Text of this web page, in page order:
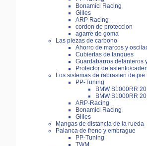
Bonamici Racing
Gilles
ARP Racing
cordon de proteccion
agarre de goma
Las piezas de carbono
Ahorro de marcos y
Cubiertas de tanques
Guardabarros delanteros
Protector de asiento/
Los sistemas de rabrasten de pie
PP-Tuning
BMW S1000RR
BMW S1000RR
ARP-Racing
Bonamici Racing
Gilles
Mangas de distancia de la rueda
Palanca de freno y embrague
PP-Tuning
TWM